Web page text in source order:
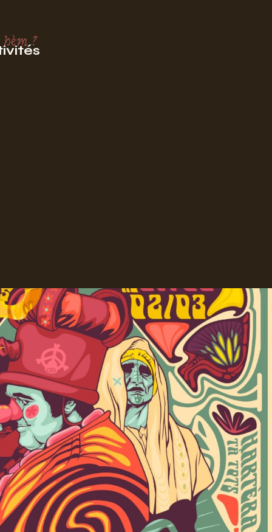
hèm ?